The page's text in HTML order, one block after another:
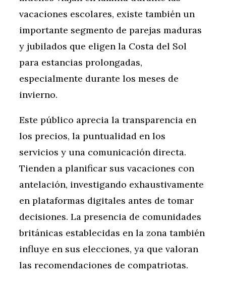
vacaciones escolares, existe también un
importante segmento de parejas maduras
y jubilados que eligen la Costa del Sol
para estancias prolongadas,
especialmente durante los meses de
invierno.
Este público aprecia la transparencia en
los precios, la puntualidad en los
servicios y una comunicación directa.
Tienden a planificar sus vacaciones con
antelación, investigando exhaustivamente
en plataformas digitales antes de tomar
decisiones. La presencia de comunidades
británicas establecidas en la zona también
influye en sus elecciones, ya que valoran
las recomendaciones de compatriotas.